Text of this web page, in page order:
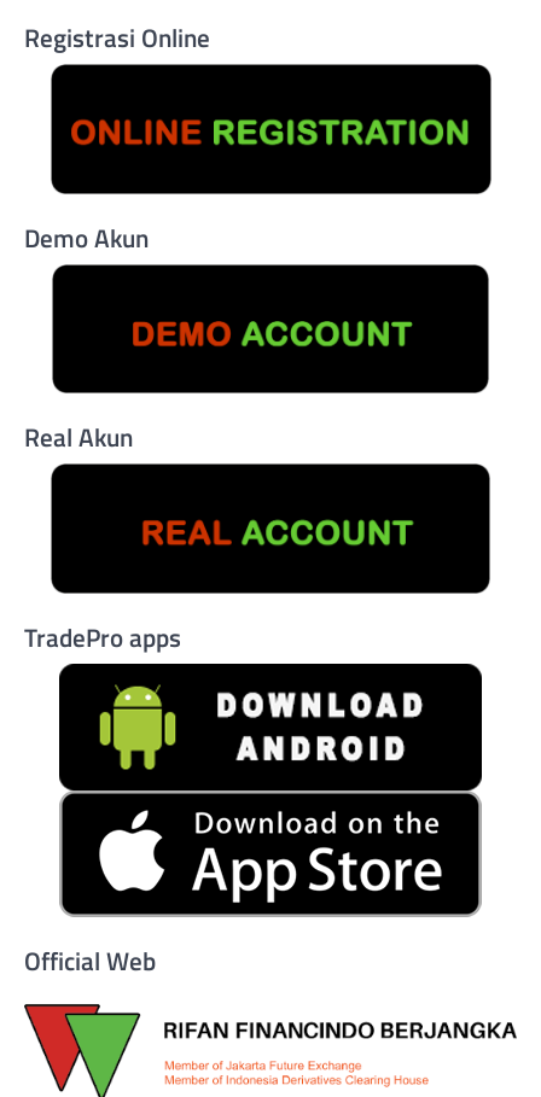
Registrasi Online
Demo Akun
Real Akun
TradePro apps
Official Web